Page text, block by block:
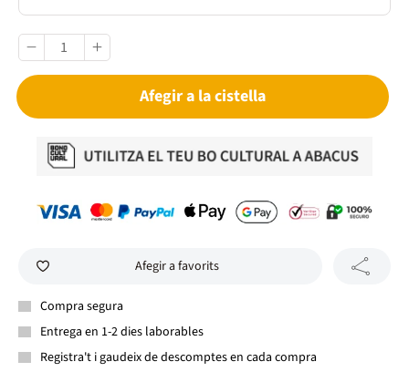
Afegir a la cistella
Afegir a favorits
Compra segura
Entrega en 1-2 dies laborables
Registra't i gaudeix de descomptes en cada compra